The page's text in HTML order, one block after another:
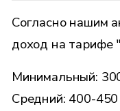
Согласно нашим
доход на
Минимальный:
Средний: 400-